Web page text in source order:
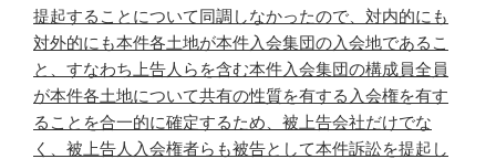
提起することについて同調しなかったので、対内的にも
対外的にも本件各土地が本件入会集団の入会地であるこ
と、すなわち上告人らを含む本件入会集団の構成員全員
が本件各土地について共有の性質を有する入会権を有す
ることを合一的に確定するため、被上告会社だけでな
く、被上告人入会権者らも被告として本件訴訟を提起し